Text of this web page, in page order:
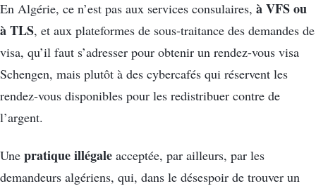
En Algérie, ce n’est pas aux services consulaires, à VFS ou
à TLS, et aux plateformes de sous-traitance des demandes de
visa, qu’il faut s’adresser pour obtenir un rendez-vous visa
Schengen, mais plutôt à des cybercafés qui réservent les
rendez-vous disponibles pour les redistribuer contre de
l’argent.
Une pratique illégale acceptée, par ailleurs, par les
demandeurs algériens, qui, dans le désespoir de trouver un